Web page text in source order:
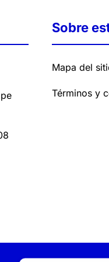
Sobre
Mapa del
Términos y